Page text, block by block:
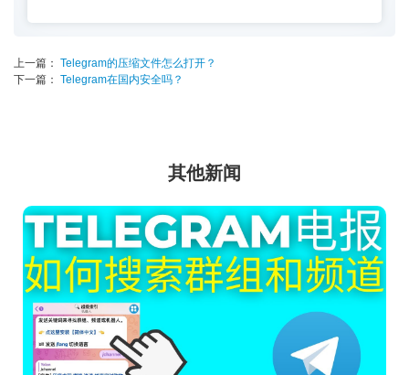
上一篇： Telegram的压缩文件怎么打开？
下一篇： Telegram在国内安全吗？
其他新闻